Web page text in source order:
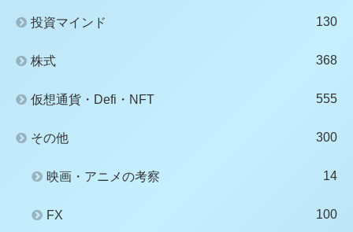
投資マインド 130
株式 368
仮想通貨・Defi・NFT 555
その他 300
映画・アニメの考察 14
FX 100